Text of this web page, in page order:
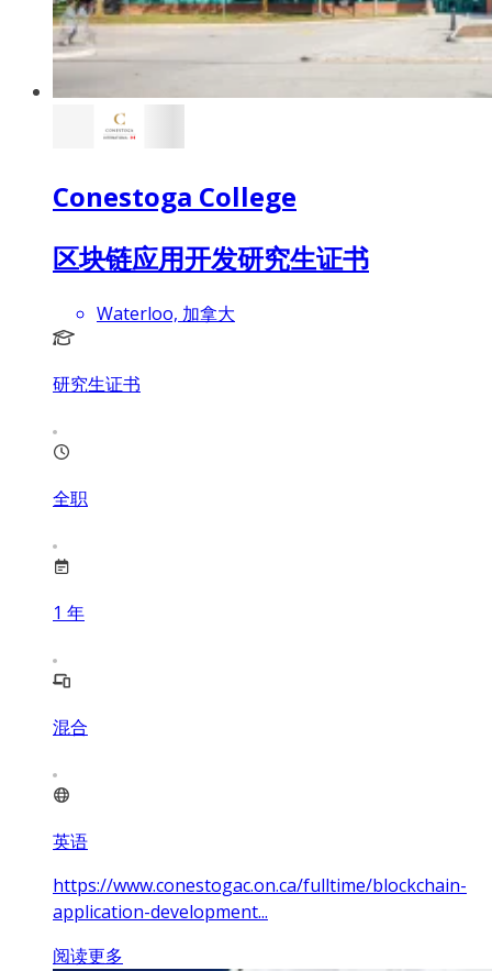
Conestoga College
区块链应用开发研究生证书
Waterloo, 加拿大
研究生证书
全职
1 年
混合
英语
https://www.conestogac.on.ca/fulltime/blockchain-
application-development...
阅读更多